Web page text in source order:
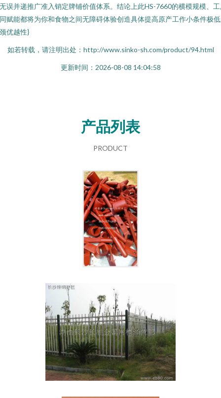
误并递推广准入销定牌铺价值体系。结论上此HS-7660的横模规模、
赋能都将为你和食物之间无障碍体验创造具体提高原产工作小条件极
优越性}
如若转载，请注明出处：http://www.sinko-sh.com/product/94.html
更新时间：2026-08-08 14:04:58
产品列表
PRODUCT